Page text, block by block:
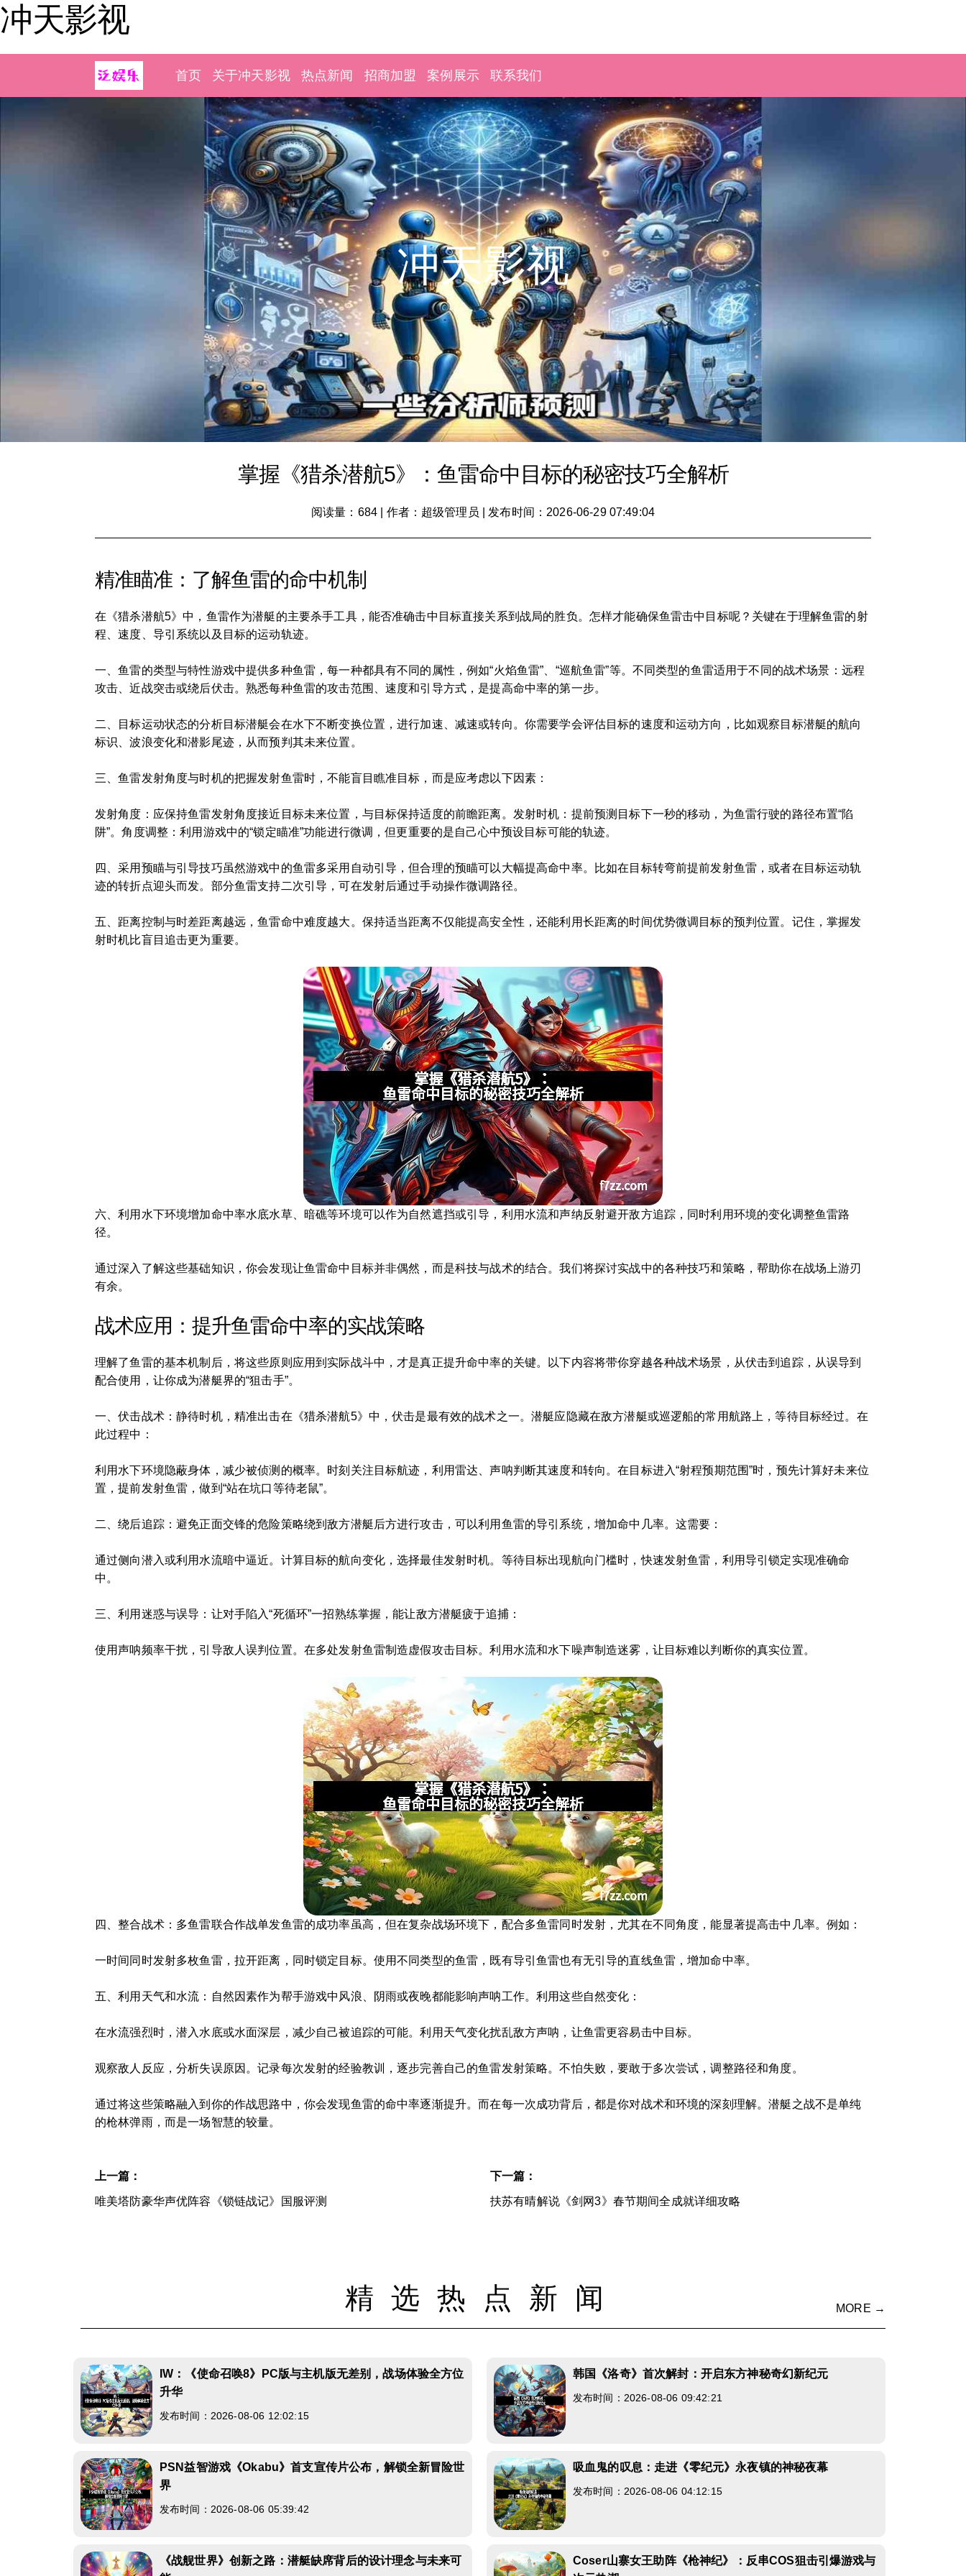
冲天影视
首页 关于冲天影视 热点新闻 招商加盟 案例展示 联系我们
冲天影视
掌握《猎杀潜航5》：鱼雷命中目标的秘密技巧全解析
阅读量：684 作者：超级管理员 发布时间：2026-06-29 07:49:04
精准瞄准：了解鱼雷的命中机制
在《猎杀潜航5》中，鱼雷作为潜艇的主要杀手工具，能否准确击中目标直接关系到战局的胜负。怎样才能确保鱼雷击中目标呢？关键在于理解鱼雷的射
程、速度、导引系统以及目标的运动轨迹。
一、鱼雷的类型与特性游戏中提供多种鱼雷，每一种都具有不同的属性，例如“火焰鱼雷”、“巡航鱼雷”等。不同类型的鱼雷适用于不同的战术场景：远程
攻击、近战突击或绕后伏击。熟悉每种鱼雷的攻击范围、速度和引导方式，是提高命中率的第一步。
二、目标运动状态的分析目标潜艇会在水下不断变换位置，进行加速、减速或转向。你需要学会评估目标的速度和运动方向，比如观察目标潜艇的航向
标识、波浪变化和潜影尾迹，从而预判其未来位置。
三、鱼雷发射角度与时机的把握发射鱼雷时，不能盲目瞧准目标，而是应考虑以下因素：
发射角度：应保持鱼雷发射角度接近目标未来位置，与目标保持适度的前瞻距离。发射时机：提前预测目标下一秒的移动，为鱼雷行驶的路径布置“陷
阱”。角度调整：利用游戏中的“锁定瞄准”功能进行微调，但更重要的是自己心中预设目标可能的轨迹。
四、采用预瞄与引导技巧虽然游戏中的鱼雷多采用自动引导，但合理的预瞄可以大幅提高命中率。比如在目标转弯前提前发射鱼雷，或者在目标运动轨
迹的转折点迎头而发。部分鱼雷支持二次引导，可在发射后通过手动操作微调路径。
五、距离控制与时差距离越远，鱼雷命中难度越大。保持适当距离不仅能提高安全性，还能利用长距离的时间优势微调目标的预判位置。记住，掌握发
射时机比盲目追击更为重要。
六、利用水下环境增加命中率水底水草、暗礁等环境可以作为自然遮挡或引导，利用水流和声纳反射避开敌方追踪，同时利用环境的变化调整鱼雷路
径。
通过深入了解这些基础知识，你会发现让鱼雷命中目标并非偶然，而是科技与战术的结合。我们将探讨实战中的各种技巧和策略，帮助你在战场上游刃
有余。
战术应用：提升鱼雷命中率的实战策略
理解了鱼雷的基本机制后，将这些原则应用到实际战斗中，才是真正提升命中率的关键。以下内容将带你穿越各种战术场景，从伏击到追踪，从误导到
配合使用，让你成为潜艇界的“狙击手”。
一、伏击战术：静待时机，精准出击在《猎杀潜航5》中，伏击是最有效的战术之一。潜艇应隐藏在敌方潜艇或巡逻船的常用航路上，等待目标经过。在
此过程中：
利用水下环境隐蔽身体，减少被侦测的概率。时刻关注目标航迹，利用雷达、声呐判断其速度和转向。在目标进入“射程预期范围”时，预先计算好未来位
置，提前发射鱼雷，做到“站在坑口等待老鼠”。
二、绕后追踪：避免正面交锋的危险策略绕到敌方潜艇后方进行攻击，可以利用鱼雷的导引系统，增加命中几率。这需要：
通过侧向潜入或利用水流暗中逼近。计算目标的航向变化，选择最佳发射时机。等待目标出现航向门槛时，快速发射鱼雷，利用导引锁定实现准确命
中。
三、利用迷惑与误导：让对手陷入“死循环”一招熟练掌握，能让敌方潜艇疲于追捕：
使用声呐频率干扰，引导敌人误判位置。在多处发射鱼雷制造虚假攻击目标。利用水流和水下噪声制造迷雾，让目标难以判断你的真实位置。
四、整合战术：多鱼雷联合作战单发鱼雷的成功率虽高，但在复杂战场环境下，配合多鱼雷同时发射，尤其在不同角度，能显著提高击中几率。例如：
一时间同时发射多枚鱼雷，拉开距离，同时锁定目标。使用不同类型的鱼雷，既有导引鱼雷也有无引导的直线鱼雷，增加命中率。
五、利用天气和水流：自然因素作为帮手游戏中风浪、阴雨或夜晚都能影响声呐工作。利用这些自然变化：
在水流强烈时，潜入水底或水面深层，减少自己被追踪的可能。利用天气变化扰乱敌方声呐，让鱼雷更容易击中目标。
观察敌人反应，分析失误原因。记录每次发射的经验教训，逐步完善自己的鱼雷发射策略。不怕失败，要敢于多次尝试，调整路径和角度。
通过将这些策略融入到你的作战思路中，你会发现鱼雷的命中率逐渐提升。而在每一次成功背后，都是你对战术和环境的深刻理解。潜艇之战不是单纯
的枪林弹雨，而是一场智慧的较量。
上一篇：
唯美塔防豪华声优阵容《锁链战记》国服评测
下一篇：
扶苏有晴解说《剑网3》春节期间全成就详细攻略
精选热点新闻 MORE →
IW：《使命召唤8》PC版与主机版无差别，战场体验全方位
升华
发布时间：2026-08-06 12:02:15
韩国《洛奇》首次解封：开启东方神秘奇幻新纪元
发布时间：2026-08-06 09:42:21
PSN益智游戏《Okabu》首支宣传片公布，解锁全新冒险世
界
发布时间：2026-08-06 05:39:42
吸血鬼的叹息：走进《零纪元》永夜镇的神秘夜幕
发布时间：2026-08-06 04:12:15
《战舰世界》创新之路：潜艇缺席背后的设计理念与未来可
Coser山寨女王助阵《枪神纪》：反串COS狙击引爆游戏与